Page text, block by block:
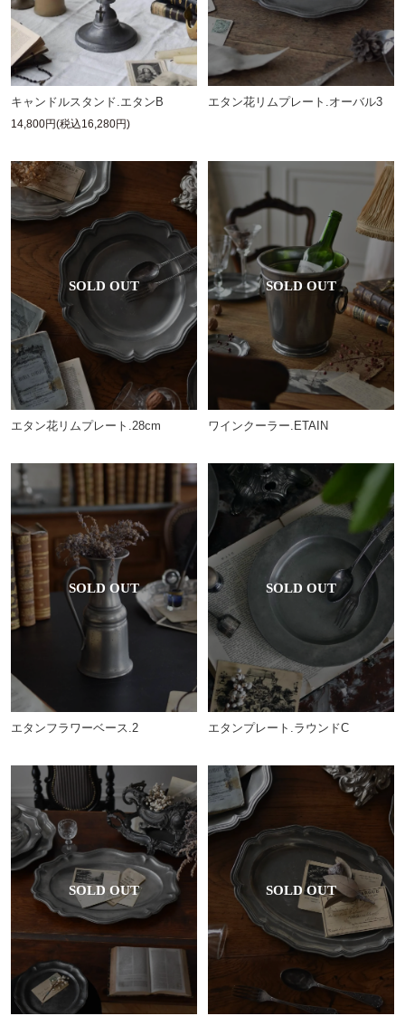
キャンドルスタンド.エタンB
14,800円(税込16,280円)
エタン花リムプレート.オーバル3
エタン花リムプレート.28cm ワインクーラー.ETAIN
エタンフラワーベース.2 エタンプレート.ラウンドC